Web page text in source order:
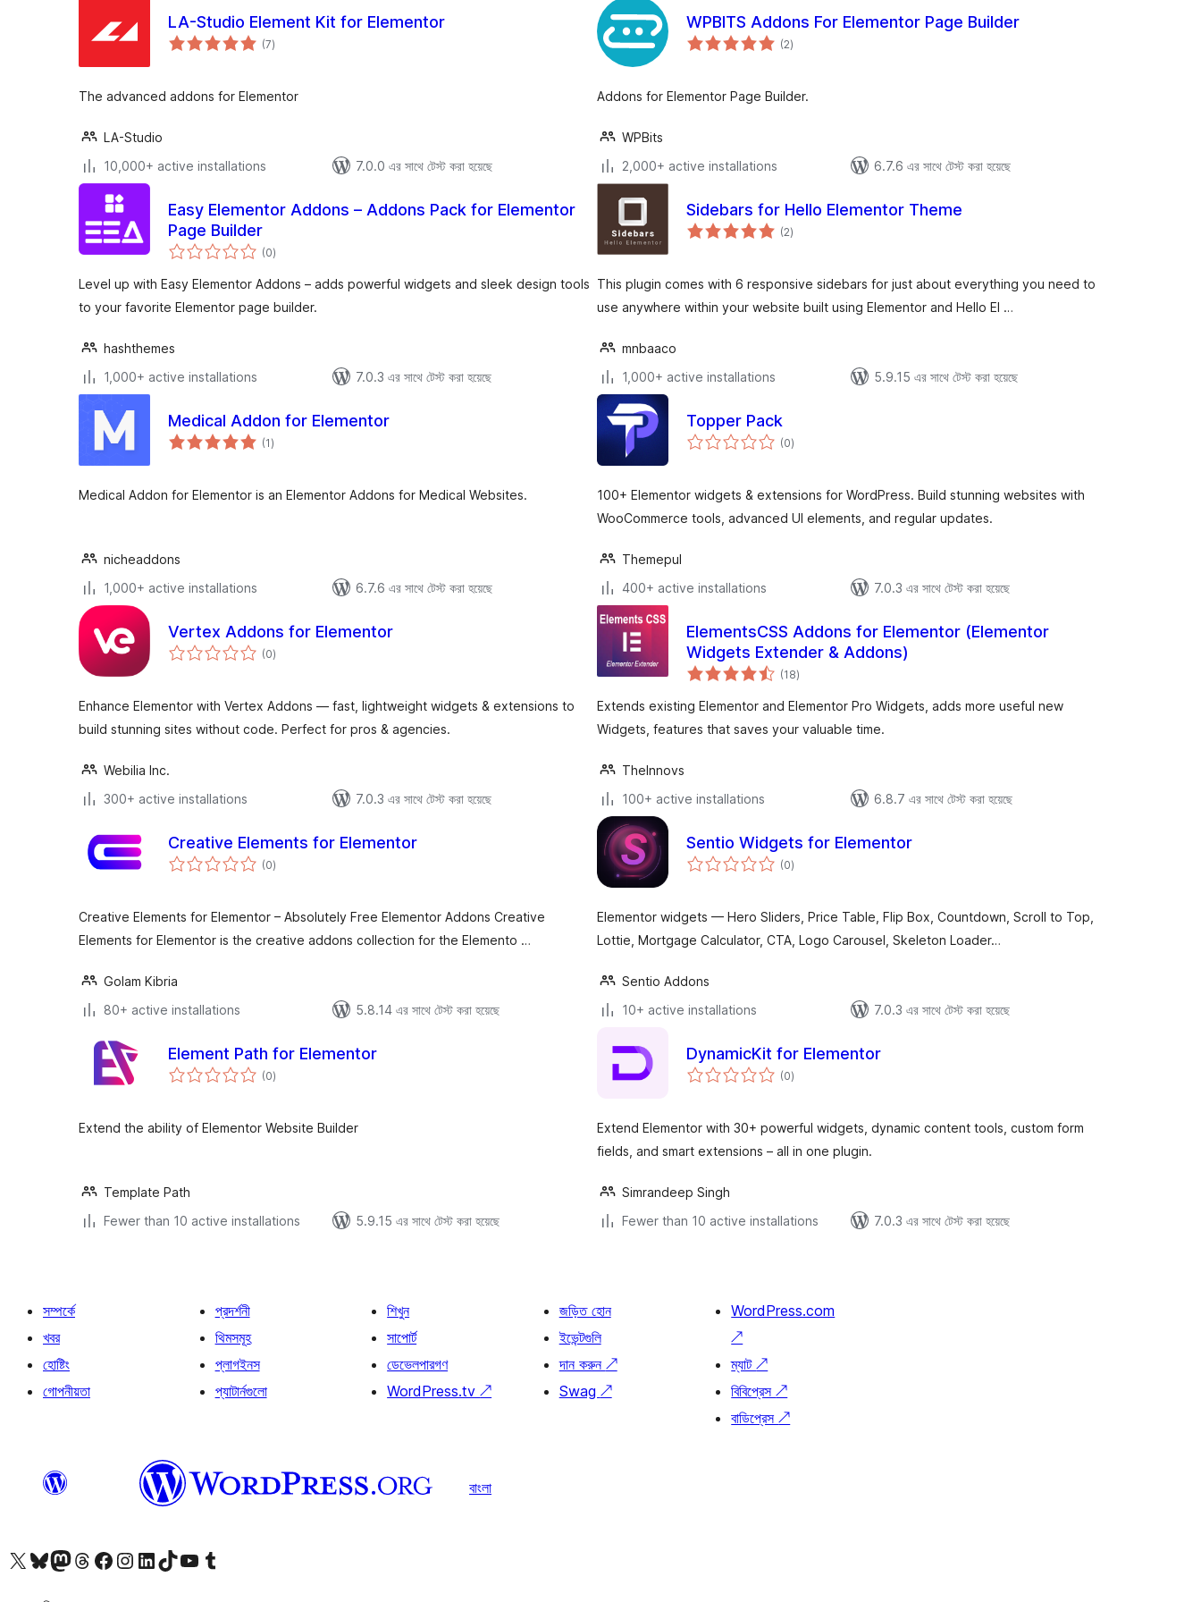
LA-Studio Element Kit for Elementor
(7total
ratings
)
The advanced addons for Elementor
LA-Studio
10,000+ active installations
7.0.0 এর সাথে টেস্ট করা হয়েছে
WPBITS Addons For Elementor Page Builder
(2total
ratings
)
Addons for Elementor Page Builder.
WPBits
2,000+ active installations
6.7.6 এর সাথে টেস্ট করা হয়েছে
Easy Elementor Addons – Addons Pack for Elementor
Page Builder
(0total
ratings
)
Level up with Easy Elementor Addons – adds powerful widgets and sleek design tools
to your favorite Elementor page builder.
hashthemes
1,000+ active installations
7.0.3 এর সাথে টেস্ট করা হয়েছে
Sidebars for Hello Elementor Theme
(2total
ratings
)
This plugin comes with 6 responsive sidebars for just about everything you need to
use anywhere within your website built using Elementor and Hello El …
mnbaaco
1,000+ active installations
5.9.15 এর সাথে টেস্ট করা হয়েছে
Medical Addon for Elementor
(1total
ratings
)
Medical Addon for Elementor is an Elementor Addons for Medical Websites.
nicheaddons
1,000+ active installations
6.7.6 এর সাথে টেস্ট করা হয়েছে
Topper Pack
(0total
ratings
)
100+ Elementor widgets & extensions for WordPress. Build stunning websites with
WooCommerce tools, advanced UI elements, and regular updates.
Themepul
400+ active installations
7.0.3 এর সাথে টেস্ট করা হয়েছে
Vertex Addons for Elementor
(0total
ratings
)
Enhance Elementor with Vertex Addons — fast, lightweight widgets & extensions to
build stunning sites without code. Perfect for pros & agencies.
Webilia Inc.
300+ active installations
7.0.3 এর সাথে টেস্ট করা হয়েছে
ElementsCSS Addons for Elementor (Elementor
Widgets Extender & Addons)
(18total
ratings
)
Extends existing Elementor and Elementor Pro Widgets, adds more useful new
Widgets, features that saves your valuable time.
TheInnovs
100+ active installations
6.8.7 এর সাথে টেস্ট করা হয়েছে
Creative Elements for Elementor
(0total
ratings
)
Creative Elements for Elementor – Absolutely Free Elementor Addons Creative
Elements for Elementor is the creative addons collection for the Elemento …
Golam Kibria
80+ active installations
5.8.14 এর সাথে টেস্ট করা হয়েছে
Sentio Widgets for Elementor
(0total
ratings
)
Elementor widgets — Hero Sliders, Price Table, Flip Box, Countdown, Scroll to Top,
Lottie, Mortgage Calculator, CTA, Logo Carousel, Skeleton Loader…
Sentio Addons
10+ active installations
7.0.3 এর সাথে টেস্ট করা হয়েছে
Element Path for Elementor
(0total
ratings
)
Extend the ability of Elementor Website Builder
Template Path
Fewer than 10 active installations
5.9.15 এর সাথে টেস্ট করা হয়েছে
DynamicKit for Elementor
(0total
ratings
)
Extend Elementor with 30+ powerful widgets, dynamic content tools, custom form
fields, and smart extensions – all in one plugin.
Simrandeep Singh
Fewer than 10 active installations
7.0.3 এর সাথে টেস্ট করা হয়েছে
সম্পর্কে
খবর
হোষ্টিং
গোপনীয়তা
প্রদর্শনী
থিমসমূহ
প্লাগইনস
প্যাটার্নগুলো
শিখুন
সাপোর্ট
ডেভেলপারগণ
WordPress.tv↗
জড়িত হোন
ইভেন্টগুলি
দান করুন ↗
Swag ↗
WordPress.com
↗
ম্যাট↗
বিবিপ্রেস↗
বাডিপ্রেস↗
বাংলা
আমাদের X (আগের টুইটার) অ্যাকাউন্টে যানআমাদের Bluesky অ্যাকাউন্টটি দেখুনআমাদের মাস্টোডন অ্যাকাউন্টটি দেখুনআমাদের থ্রেডস অ্যাকাউন্টটি দেখুনআমাদের ফেসবুক পেজ দেখুনআমাদের ইন্সটাগ্রাম অ্যাকাউন্ট দেখুনআমাদের লিঙ্কডইন অ্যাকাউন্টে যানআমাদের TikTok অ্যাকাউন্টটি দেখুনআমাদের ইউটিউব চ্যানেলে যান আমাদের টাম্বলার অ্যাকাউন্ট দেখুন